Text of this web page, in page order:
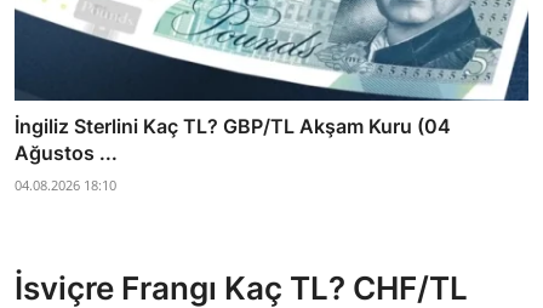
İngiliz Sterlini Kaç TL? GBP/TL Akşam Kuru (04
Ağustos ...
04.08.2026 18:10
İsviçre Frangı Kaç TL? CHF/TL